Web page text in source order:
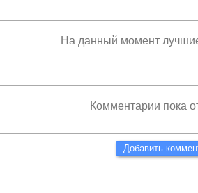
На данный момент
Комментарии пока
Добавить